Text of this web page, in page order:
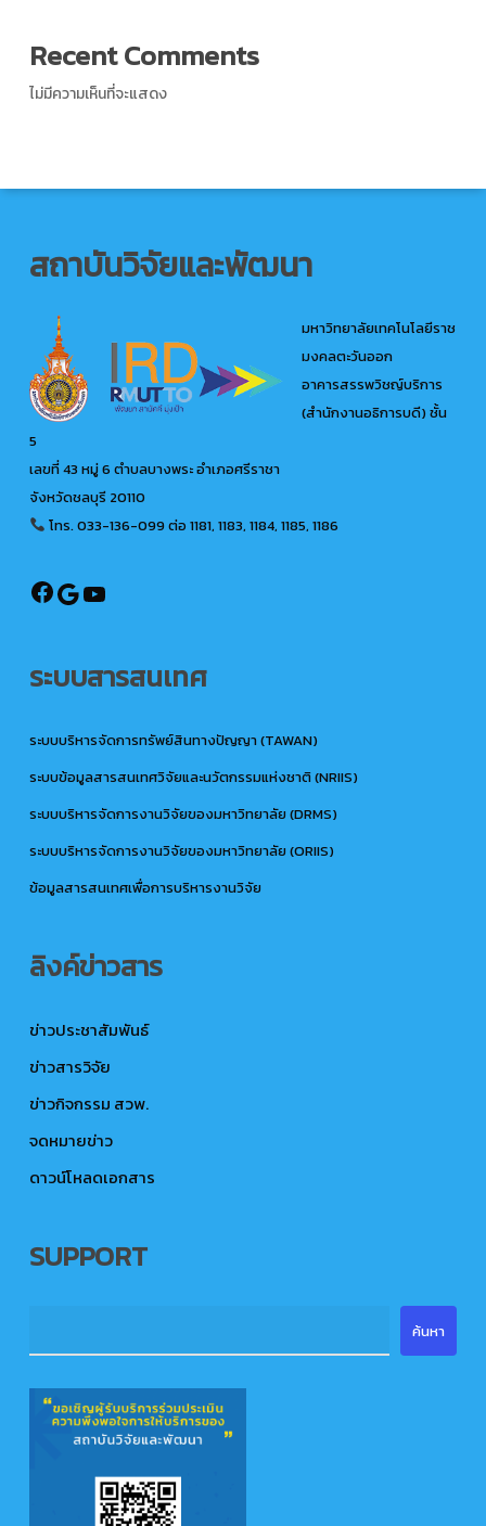
Recent Comments
ไม่มีความเห็นที่จะแสดง
สถาบันวิจัยและพัฒนา
มหาวิทยาลัยเทคโนโลยีราช
มงคลตะวันออก
อาคารสรรพวิชญ์บริการ
(สำนักงานอธิการบดี) ชั้น
5
เลขที่ 43 หมู่ 6 ตำบลบางพระ อำเภอศรีราชา
จังหวัดชลบุรี 20110
โทร. 033-136-099ต่อ 1181, 1183, 1184, 1185, 1186
@ird.rmutto
Google
ระบบสารสนเทศ
ระบบบริหารจัดการทรัพย์สินทางปัญญา (TAWAN)
ระบบข้อมูลสารสนเทศวิจัยและนวัตกรรมแห่งชาติ (NRIIS)
ระบบบริหารจัดการงานวิจัยของมหาวิทยาลัย (DRMS)
ระบบบริหารจัดการงานวิจัยของมหาวิทยาลัย (ORIIS)
ข้อมูลสารสนเทศเพื่อการบริหารงานวิจัย
ลิงค์ข่าวสาร
ข่าวประชาสัมพันธ์
ข่าวสารวิจัย
ข่าวกิจกรรม สวพ.
จดหมายข่าว
ดาวน์โหลดเอกสาร
SUPPORT
ค้นหา